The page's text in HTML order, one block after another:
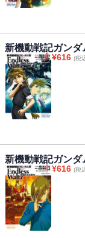
新機動戦記ガン
¥616 (税
新機動戦記ガン
¥616 (税